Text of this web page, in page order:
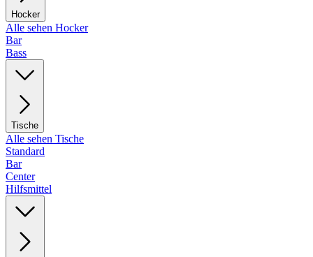
Hocker
Alle sehen Hocker
Bar
Bass
Tische
Alle sehen Tische
Standard
Bar
Center
Hilfsmittel